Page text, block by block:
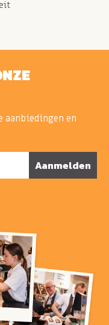
aanbiedingen en
Aanmelden